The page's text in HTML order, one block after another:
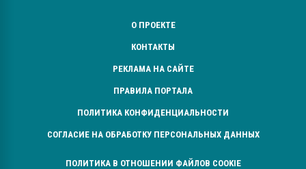
О ПРОЕКТЕ
КОНТАКТЫ
РЕКЛАМА НА САЙТЕ
ПРАВИЛА ПОРТАЛА
ПОЛИТИКА КОНФИДЕНЦИАЛЬНОСТИ
СОГЛАСИЕ НА ОБРАБОТКУ ПЕРСОНАЛЬНЫХ ДАННЫХ
ПОЛИТИКА В ОТНОШЕНИИ ФАЙЛОВ COOKIE